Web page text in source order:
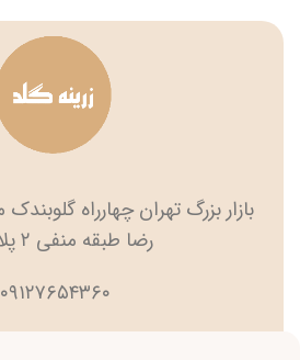
رضا طبقه منفی ۲ پلاک ۹۱
۰۹۱۲۷۶۵۴۳۶۰